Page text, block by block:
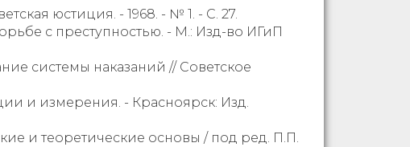
юстиция. - 1968. - № 1. - С. 27.
с преступностью. - М.: Изд-во ИГиП
системы наказаний // Советское
и измерения. - Красноярск: Изд.
и теоретические основы / под ред. П.П.